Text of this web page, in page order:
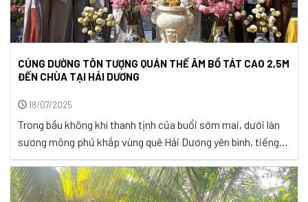
CÚNG DƯỜNG TÔN TƯỢNG QUÁN THẾ ÂM BỒ TÁT CAO 2,5M
ĐẾN CHÙA TẠI HẢI DƯƠNG
18/07/2025
Trong bầu không khí thanh tịnh của buổi sớm mai, dưới làn
sương mỏng phủ khắp vùng quê Hải Dương yên bình, tiếng
chuông chùa ngân nga như lời thức tỉnh nhẹ nhàng đánh
động tâm hồn người con Phật. Tại ngôi chùa Tào Khê trang
nghiêm, chư Ni cùng đông đảo Phật tử và ...